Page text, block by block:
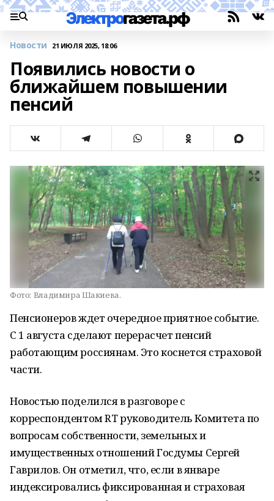
Новости 21 ИЮЛЯ 2025, 18:06
Появились новости о
ближайшем повышении
пенсий
Фото: Владимира Шакиева.
Пенсионеров ждет очередное приятное событие.
С 1 августа сделают перерасчет пенсий
работающим россиянам. Это коснется страховой
части.
Новостью поделился в разговоре с
корреспондентом RT руководитель Комитета по
вопросам собственности, земельных и
имущественных отношений Госдумы Сергей
Гаврилов. Он отметил, что, если в январе
индексировались фиксированная и страховая